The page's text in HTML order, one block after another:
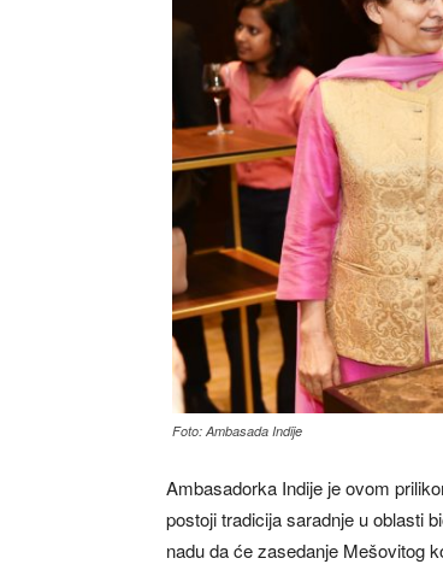
Foto: Ambasada Indije
Ambasadorka Indije je ovom
postoji tradicija saradnje u oblasti
nadu da će zasedanje Mešovitog